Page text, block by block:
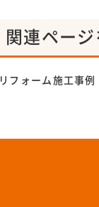
関連ページ
リフォーム施工事例